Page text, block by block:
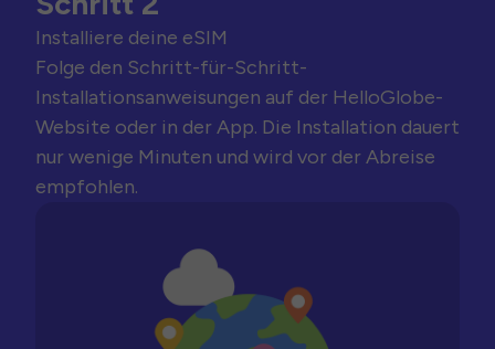
Installiere deine eSIM
Folge den Schritt-für-Schritt-
Installationsanweisungen auf der HelloGlobe-
Website oder in der App. Die Installation dauert
nur wenige Minuten und wird vor der Abreise
empfohlen.